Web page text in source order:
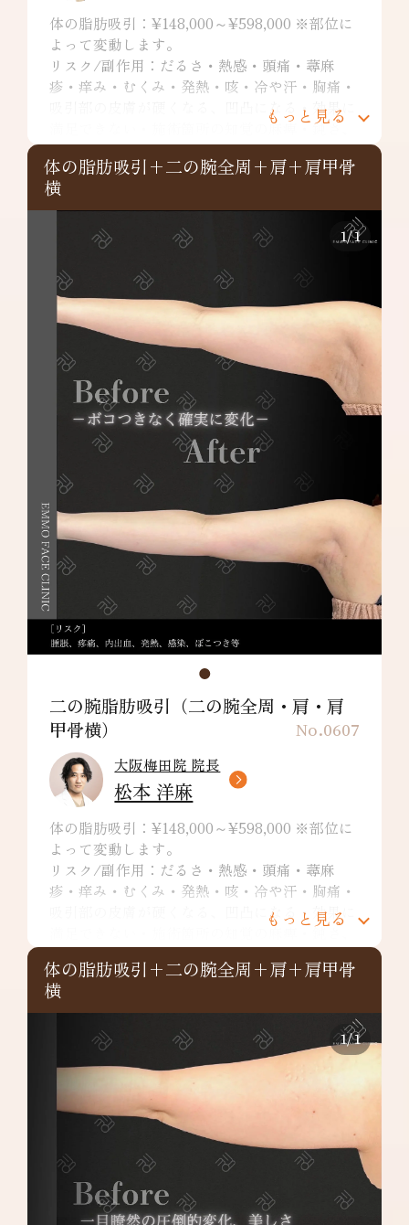
体の脂肪吸引：¥148,000～¥598,000 ※部位に
よって変動します。
リスク/副作用：だるさ・熱感・頭痛・蕁麻
疹・痒み・むくみ・発熱・咳・冷や汗・胸痛・
吸引部の皮膚が硬くなる、凹凸になる・効果に
満足できない・施術箇所の知覚の麻痺・鈍さ、
しびれ・皮膚の色素沈着などを生じることがあ
ります。
二の腕全周：¥349,800～
リスク/副作用：だるさ・熱感・頭痛・蕁麻
疹・痒み・むくみ・発熱・咳・冷や汗・胸痛・
吸引部の皮膚が硬くなる、凹凸になる・効果に
満足できない・施術箇所の知覚の麻痺・鈍さ、
しびれ・皮膚の色素沈着など
肩：¥148,000～
リスク/副作用：だるさ・熱感・頭痛・蕁麻
疹・痒み・むくみ・発熱・咳・冷や汗・胸痛・
吸引部の皮膚が硬くなる、凹凸になる・効果に
満足できない・施術箇所の知覚の麻痺・鈍さ、
しびれ・皮膚の色素沈着などを生じることがあ
ります。
肩甲骨横：¥198,000～
リスク/副作用：だるさ・熱感・頭痛・蕁麻
疹・痒み・むくみ・発熱・咳・冷や汗・胸痛・
吸引部の皮膚が硬くなる、凹凸になる・効果に
満足できない・施術箇所の知覚の麻痺・鈍さ、
しびれ・皮膚の色素沈着などを生じることがあ
ります。
もっと見る
体の脂肪吸引+二の腕全周+肩+肩甲骨
横
1/1
No.0607
二の腕脂肪吸引（二の腕全周・肩・肩
甲骨横）
大阪梅田院 院長
松本 洋麻
体の脂肪吸引：¥148,000～¥598,000 ※部位に
よって変動します。
リスク/副作用：だるさ・熱感・頭痛・蕁麻
疹・痒み・むくみ・発熱・咳・冷や汗・胸痛・
吸引部の皮膚が硬くなる、凹凸になる・効果に
満足できない・施術箇所の知覚の麻痺・鈍さ、
しびれ・皮膚の色素沈着などを生じることがあ
ります。
二の腕全周：¥349,800～
リスク/副作用：だるさ・熱感・頭痛・蕁麻
疹・痒み・むくみ・発熱・咳・冷や汗・胸痛・
吸引部の皮膚が硬くなる、凹凸になる・効果に
満足できない・施術箇所の知覚の麻痺・鈍さ、
しびれ・皮膚の色素沈着など
肩：¥148,000～
リスク/副作用：だるさ・熱感・頭痛・蕁麻
疹・痒み・むくみ・発熱・咳・冷や汗・胸痛・
吸引部の皮膚が硬くなる、凹凸になる・効果に
満足できない・施術箇所の知覚の麻痺・鈍さ、
もっと見る
体の脂肪吸引+二の腕全周+肩+肩甲骨
横
1/1